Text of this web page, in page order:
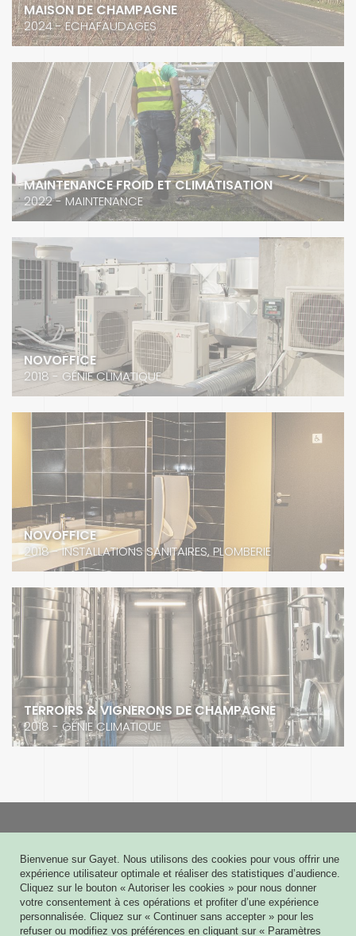
MAISON DE CHAMPAGNE
2024 - ECHAFAUDAGES
MAINTENANCE FROID ET CLIMATISATION
2022 - MAINTENANCE
NOVOFFICE
2018 - GÉNIE CLIMATIQUE
NOVOFFICE
2018 - INSTALLATIONS SANITAIRES, PLOMBERIE
TERROIRS & VIGNERONS DE CHAMPAGNE
2018 - GÉNIE CLIMATIQUE
6 rue Joseph Cugnot - CS 60009
51432 TINQUEUX CEDEX
03 26 08 03 03
Bienvenue sur Gayet. Nous utilisons des cookies pour vous offrir une
expérience utilisateur optimale et réaliser des statistiques d’audience.
Cliquez sur le bouton « Autoriser les cookies » pour nous donner
votre consentement à ces opérations et profiter d’une expérience
personnalisée. Cliquez sur « Continuer sans accepter » pour les
refuser ou modifiez vos préférences en cliquant sur « Paramètres